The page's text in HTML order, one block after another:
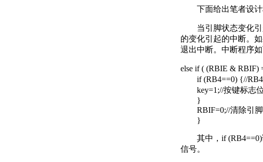
下面给出笔者设计
当引脚状态变化引
的变化引起的中断。
退出中断。中断程序如
else if ( (RBIE &
if (RB4==0) {//RB4
key=1;//按键标志
}
RBIF=0;//清除引脚
}
其中，if (RB4==0)
信号。